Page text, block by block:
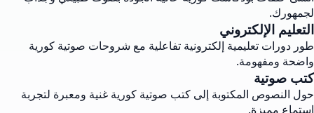
لجمهورك.
التعليم الإلكتروني
طور دورات تعليمية إلكترونية تفاعلية مع شروحات صوتية كورية
واضحة ومفهومة.
كتب صوتية
حول النصوص المكتوبة إلى كتب صوتية كورية غنية ومعبرة لتجربة
استماع مميزة.